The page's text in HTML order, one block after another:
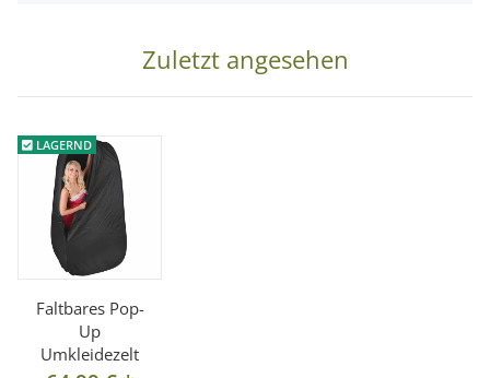
Gewicht: ca. 2200 g
Packmaß: ca. Ø 66 cm
Material: Polyester, Metall
Lieferumfang:
Zuletzt angesehen
LAGERND
Faltbares Pop-
Up
Umkleidezelt